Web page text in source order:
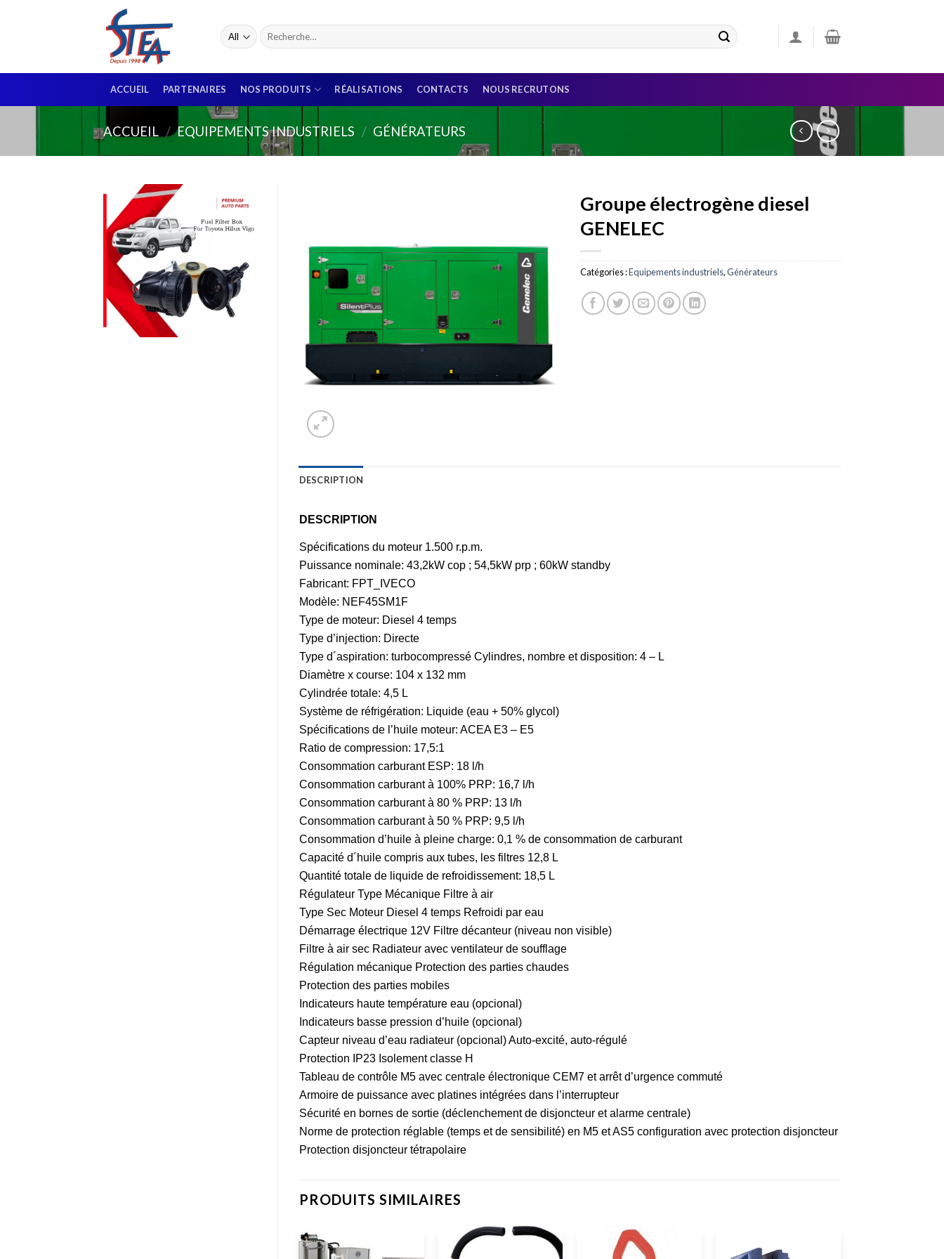
ACCUEIL PARTENAIRES NOS PRODUITS RÉALISATIONS CONTACTS NOUS RECRUTONS
ACCUEIL / EQUIPEMENTS INDUSTRIELS / GÉNÉRATEURS
Groupe électrogène diesel
GENELEC
Catégories :Equipements industriels,Générateurs
DESCRIPTION
DESCRIPTION
Spécifications du moteur 1.500 r.p.m.
Puissance nominale: 43,2kW cop ; 54,5kW prp ; 60kW standby
Fabricant: FPT_IVECO
Modèle: NEF45SM1F
Type de moteur: Diesel 4 temps
Type d’injection: Directe
Type d´aspiration: turbocompressé Cylindres, nombre et disposition: 4 – L
Diamètre x course: 104 x 132 mm
Cylindrée totale: 4,5 L
Système de réfrigération: Liquide (eau + 50% glycol)
Spécifications de l’huile moteur: ACEA E3 – E5
Ratio de compression: 17,5:1
Consommation carburant ESP: 18 l/h
Consommation carburant à 100% PRP: 16,7 l/h
Consommation carburant à 80 % PRP: 13 l/h
Consommation carburant à 50 % PRP: 9,5 l/h
Consommation d’huile à pleine charge: 0,1 % de consommation de carburant
Capacité d´huile compris aux tubes, les filtres 12,8 L
Quantité totale de liquide de refroidissement: 18,5 L
Régulateur Type Mécanique Filtre à air
Type Sec Moteur Diesel 4 temps Refroidi par eau
Démarrage électrique 12V Filtre décanteur (niveau non visible)
Filtre à air sec Radiateur avec ventilateur de soufflage
Régulation mécanique Protection des parties chaudes
Protection des parties mobiles
Indicateurs haute température eau (opcional)
Indicateurs basse pression d’huile (opcional)
Capteur niveau d’eau radiateur (opcional) Auto-excité, auto-régulé
Protection IP23 Isolement classe H
Tableau de contrôle M5 avec centrale électronique CEM7 et arrêt d’urgence commuté
Armoire de puissance avec platines intégrées dans l’interrupteur
Sécurité en bornes de sortie (déclenchement de disjoncteur et alarme centrale)
Norme de protection réglable (temps et de sensibilité) en M5 et AS5 configuration avec protection disjoncteur
Protection disjoncteur tétrapolaire
PRODUITS SIMILAIRES